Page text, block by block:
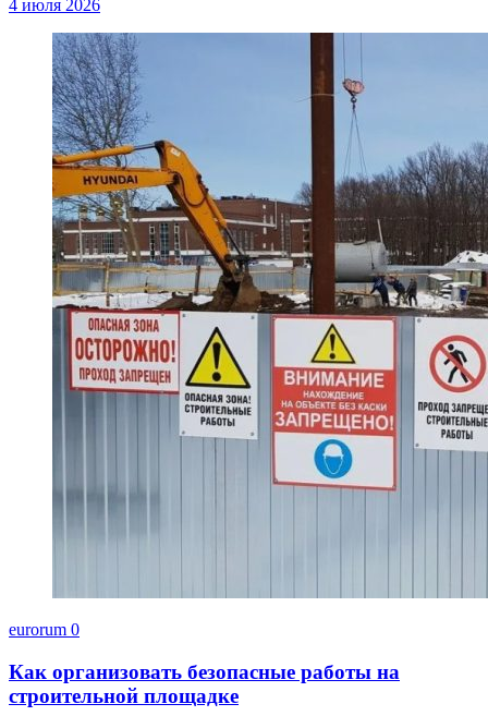
4 июля 2026
eurorum 0
Как организовать безопасные работы на
строительной площадке